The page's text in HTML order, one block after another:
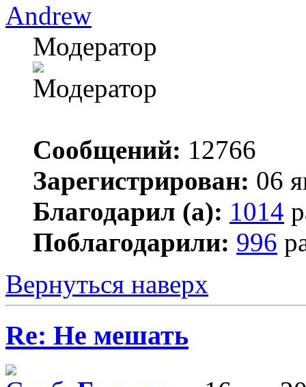
Andrew
Модератор
Сообщений: 12766
Зарегистрирован: 06
Благодарил (а): 1014
Поблагодарили: 996
Вернуться наверх
Re: Не мешать